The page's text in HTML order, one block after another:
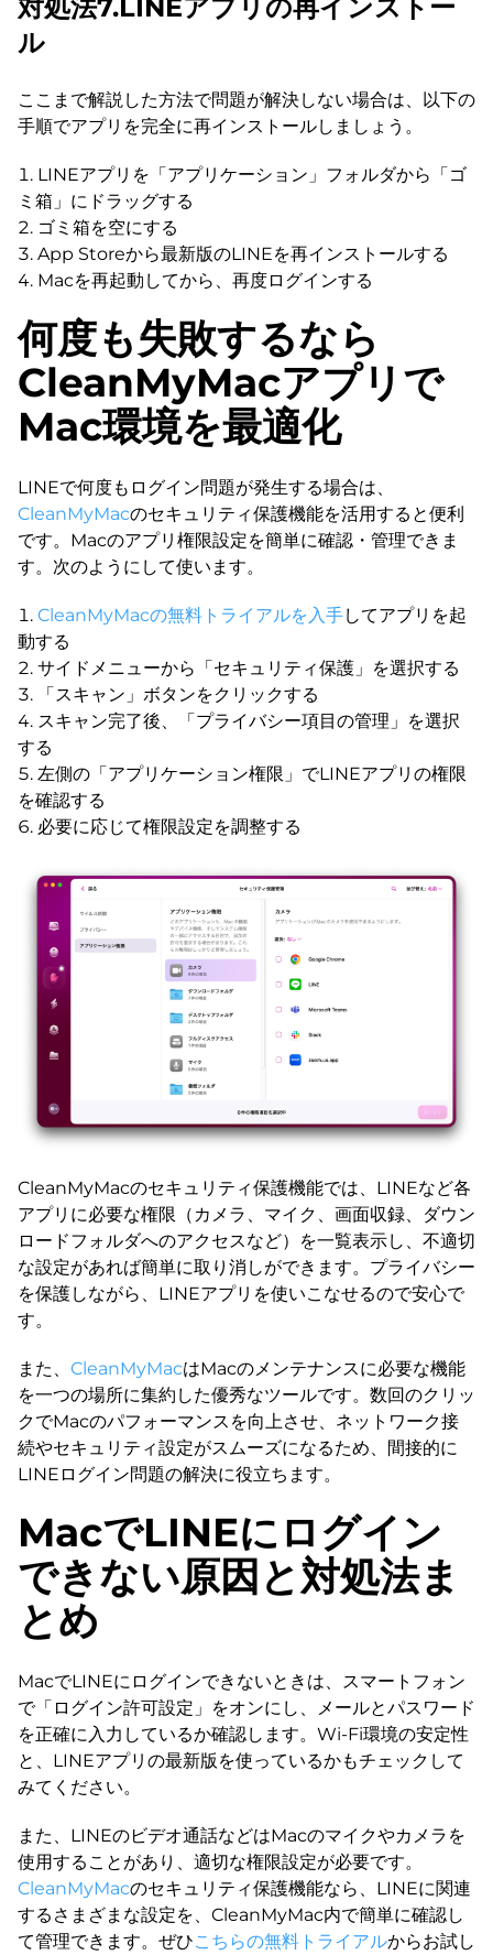
対処法7.LINEアプリの再インストー
ル
ここまで解説した方法で問題が解決しない場合は、以下の
手順でアプリを完全に再インストールしましょう。
LINEアプリを「アプリケーション」フォルダから「ゴ
ミ箱」にドラッグする
ゴミ箱を空にする
App Storeから最新版のLINEを再インストールする
Macを再起動してから、再度ログインする
何度も失敗するなら
CleanMyMacアプリで
Mac環境を最適化
LINEで何度もログイン問題が発生する場合は、
CleanMyMacのセキュリティ保護機能を活用すると便利
です。Macのアプリ権限設定を簡単に確認・管理できま
す。次のようにして使います。
CleanMyMacの無料トライアルを入手してアプリを起
動する
サイドメニューから「セキュリティ保護」を選択する
「スキャン」ボタンをクリックする
スキャン完了後、「プライバシー項目の管理」を選択
する
左側の「アプリケーション権限」でLINEアプリの権限
を確認する
必要に応じて権限設定を調整する
CleanMyMacのセキュリティ保護機能では、LINEなど各
アプリに必要な権限（カメラ、マイク、画面収録、ダウン
ロードフォルダへのアクセスなど）を一覧表示し、不適切
な設定があれば簡単に取り消しができます。プライバシー
を保護しながら、LINEアプリを使いこなせるので安心で
す。
また、 CleanMyMacはMacのメンテナンスに必要な機能
を一つの場所に集約した優秀なツールです。数回のクリッ
クでMacのパフォーマンスを向上させ、ネットワーク接
続やセキュリティ設定がスムーズになるため、間接的に
LINEログイン問題の解決に役立ちます。
MacでLINEにログイン
できない原因と対処法ま
とめ
MacでLINEにログインできないときは、スマートフォン
で「ログイン許可設定」をオンにし、メールとパスワード
を正確に入力しているか確認します。Wi-Fi環境の安定性
と、LINEアプリの最新版を使っているかもチェックして
みてください。
また、LINEのビデオ通話などはMacのマイクやカメラを
使用することがあり、適切な権限設定が必要です。
CleanMyMacのセキュリティ保護機能なら、LINEに関連
するさまざまな設定を、CleanMyMac内で簡単に確認し
て管理できます。ぜひこちらの無料トライアルからお試し